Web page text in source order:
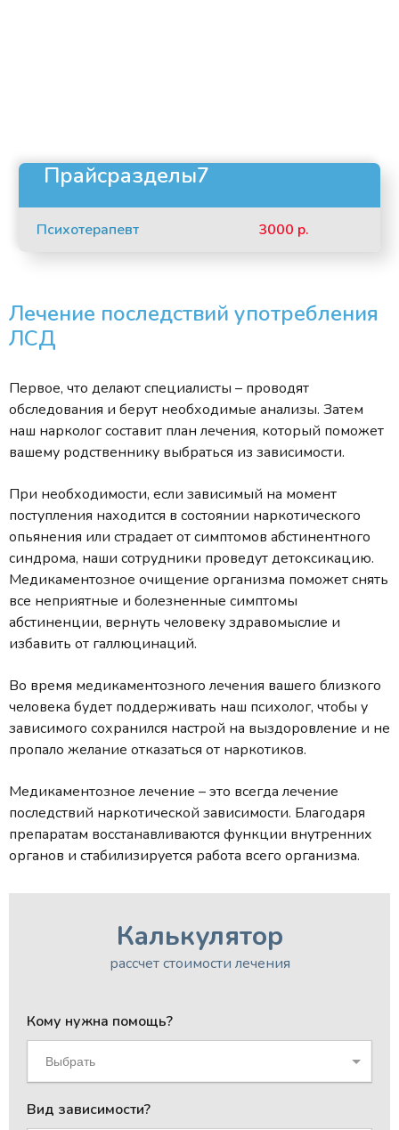
Прайсразделы7
Психотерапевт 3000 р.
Лечение последствий употребления
ЛСД
Первое, что делают специалисты – проводят
обследования и берут необходимые анализы. Затем
наш нарколог составит план лечения, который поможет
вашему родственнику выбраться из зависимости.
При необходимости, если зависимый на момент
поступления находится в состоянии наркотического
опьянения или страдает от симптомов абстинентного
синдрома, наши сотрудники проведут детоксикацию.
Медикаментозное очищение организма поможет снять
все неприятные и болезненные симптомы
абстиненции, вернуть человеку здравомыслие и
избавить от галлюцинаций.
Во время медикаментозного лечения вашего близкого
человека будет поддерживать наш психолог, чтобы у
зависимого сохранился настрой на выздоровление и не
пропало желание отказаться от наркотиков.
Медикаментозное лечение – это всегда лечение
последствий наркотической зависимости. Благодаря
препаратам восстанавливаются функции внутренних
органов и стабилизируется работа всего организма.
Калькулятор
рассчет стоимости лечения
Кому нужна помощь?
Выбрать
Вид зависимости?